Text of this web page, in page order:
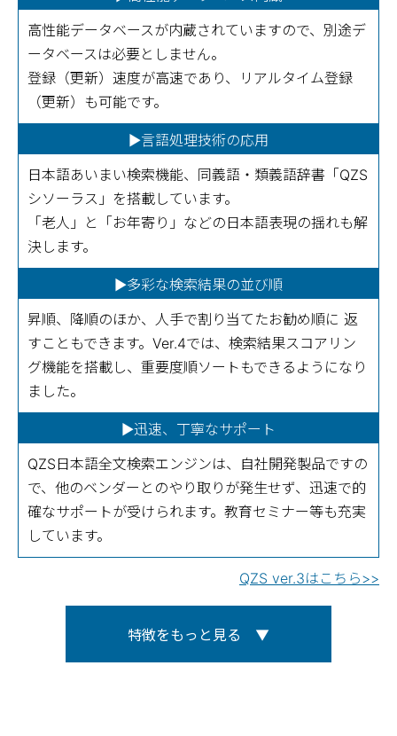
高性能データベースが内蔵されていますので、別途デ
ータベースは必要としません。
登録（更新）速度が高速であり、リアルタイム登録
（更新）も可能です。
▶言語処理技術の応用
日本語あいまい検索機能、同義語・類義語辞書「QZS
シソーラス」を搭載しています。
「老人」と「お年寄り」などの日本語表現の揺れも解
決します。
▶多彩な検索結果の並び順
昇順、降順のほか、人手で割り当てたお勧め順に 返
すこともできます。Ver.4では、検索結果スコアリン
グ機能を搭載し、重要度順ソートもできるようになり
ました。
▶迅速、丁寧なサポート
QZS日本語全文検索エンジンは、自社開発製品ですの
で、他のベンダーとのやり取りが発生せず、迅速で的
確なサポートが受けられます。教育セミナー等も充実
しています。
QZS ver.3はこちら>>
特徴をもっと見る ▼